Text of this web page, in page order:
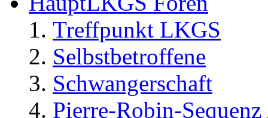
Treffpunkt LKGS
Selbstbetroffene
Schwangerschaft
Pierre-Robin-